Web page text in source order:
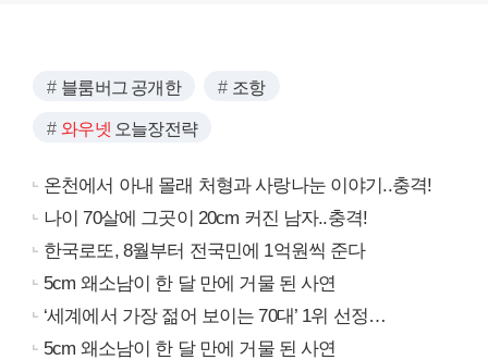
블룸버그 공개한 조항
와우넷 오늘장전략
온천에서 아내 몰래 처형과 사랑나눈 이야기..충격!
나이 70살에 그곳이 20cm 커진 남자..충격!
한국로또, 8월부터 전국민에 1억원씩 준다
5cm 왜소남이 한 달 만에 거물 된 사연
‘세계에서 가장 젊어 보이는 70대’ 1위 선정…
5cm 왜소남이 한 달 만에 거물 된 사연